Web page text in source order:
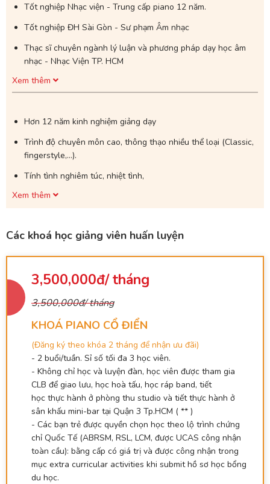
Tốt nghiệp Nhạc viện - Trung cấp piano 12 năm.
Tốt nghiệp ĐH Sài Gòn - Sư phạm Âm nhạc
Thạc sĩ chuyên ngành lý luận và phương pháp dạy học âm
nhạc - Nhạc Viện TP. HCM
Đã có 2 học viên: Phương Mi và Trần Bảo An biểu diễn rất
thành công tại SEAMI Gala 2019
Xem thêm
Hơn 12 năm kinh nghiệm giảng dạy
Trình độ chuyên môn cao, thông thạo nhiều thể loại (Classic,
fingerstyle,...).
Tính tình nghiêm túc, nhiệt tình,
Khả năng sư phạm và truyền đạt tốt
Đặc biệt lộ trình dạy cho trẻ em hiệu quả.
Xem thêm
Các khoá học giảng viên huấn luyện
3,500,000đ/ tháng
3,500,000đ/ tháng
KHOÁ PIANO CỔ ĐIỂN
(Đăng ký theo khóa 2 tháng để nhận ưu đãi)
- 2 buổi/tuần. Sỉ số tối đa 3 học viên.
- Không chỉ học và luyện đàn, học viên được tham gia
CLB để giao lưu, học hoà tấu, học ráp band, tiết
học thực hành ở phòng thu studio và tiết thực hành ở
sân khấu mini-bar tại Quận 3 Tp.HCM ( ** )
- Các bạn trẻ được quyền chọn học theo lộ trình chứng
chỉ Quốc Tế (ABRSM, RSL, LCM, được UCAS công nhận
toàn cầu): bằng cấp có giá trị và được công nhận trong
mục extra curricular activities khi submit hồ sơ học bổng
du học.